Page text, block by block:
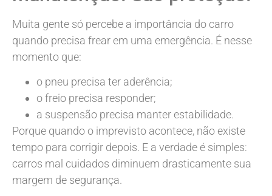
Muita gente só percebe a importância do carro
quando precisa frear em uma emergência. É nesse
momento que:
o pneu precisa ter aderência;
o freio precisa responder;
a suspensão precisa manter estabilidade.
Porque quando o imprevisto acontece, não existe
tempo para corrigir depois. E a verdade é simples:
carros mal cuidados diminuem drasticamente sua
margem de segurança.